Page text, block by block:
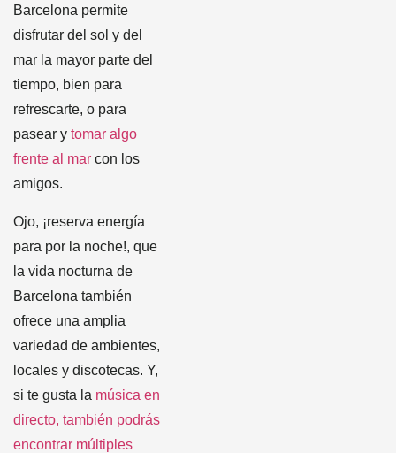
Barcelona permite
disfrutar del sol y del
mar la mayor parte del
tiempo, bien para
refrescarte, o para
pasear y tomar algo
frente al mar con los
amigos.
Ojo, ¡reserva energía
para por la noche!, que
la vida nocturna de
Barcelona también
ofrece una amplia
variedad de ambientes,
locales y discotecas. Y,
si te gusta la música en
directo, también podrás
encontrar múltiples